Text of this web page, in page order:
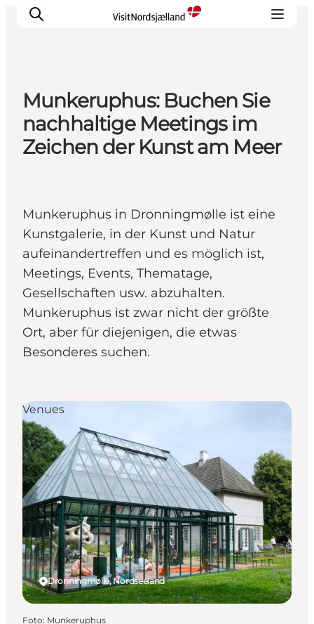
Highlights
Erlebnisse
Geschmack
Reiseplanung
Munkeruphus: Buchen Sie
nachhaltige Meetings im
Zeichen der Kunst am Meer
Munkeruphus in Dronningmølle ist eine
Kunstgalerie, in der Kunst und Natur
aufeinandertreffen und es möglich ist,
Meetings, Events, Thematage,
Gesellschaften usw. abzuhalten.
Munkeruphus ist zwar nicht der größte
Ort, aber für diejenigen, die etwas
Besonderes suchen.
Dronningmølle, Nordseeland
Venues
Foto: Munkeruphus